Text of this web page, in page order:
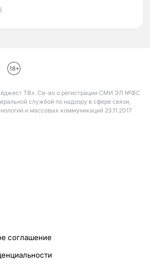
ТВ». Св-во о регистрации СМИ ЭЛ №ФС
службой по надзору в сфере связи,
и массовых коммуникаций 23.11.2017
соглашение